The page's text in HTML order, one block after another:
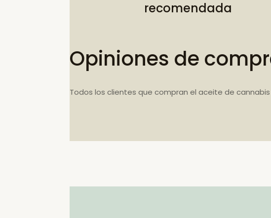
recomendada
Opiniones de
Todos los clientes que compran el aceite de cannabis